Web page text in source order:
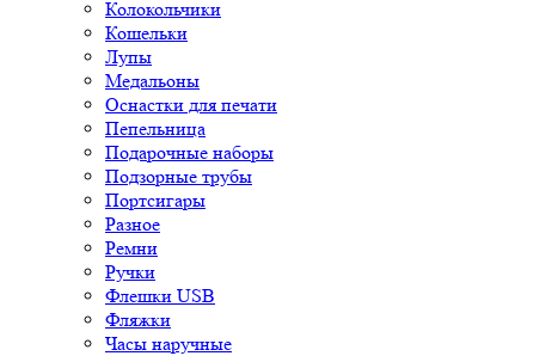
Колокольчики
Кошельки
Лупы
Медальоны
Оснастки для печати
Пепельница
Подарочные наборы
Подзорные трубы
Портсигары
Разное
Ремни
Ручки
Флешки USB
Фляжки
Часы наручные